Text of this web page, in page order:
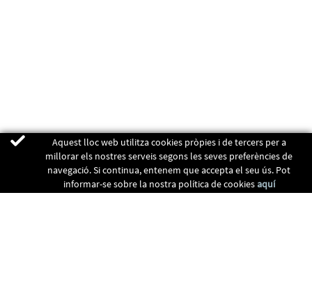
Aquest lloc web utilitza cookies pròpies i de tercers per a
millorar els nostres serveis segons les seves preferències de
navegació. Si continua, entenem que accepta el seu ús. Pot
informar-se sobre la nostra política de cookies aquí